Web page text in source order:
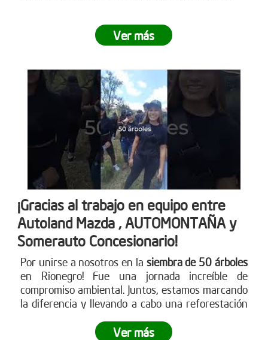
Ver más
¡Gracias al trabajo en equipo entre
Autoland Mazda , AUTOMONTAÑA y
Somerauto Concesionario!
Por unirse a nosotros en la siembra de 50 árboles
en Rionegro! Fue una jornada increíble de
compromiso ambiental. Juntos, estamos marcando
la diferencia y llevando a cabo una reforestación
Ver más